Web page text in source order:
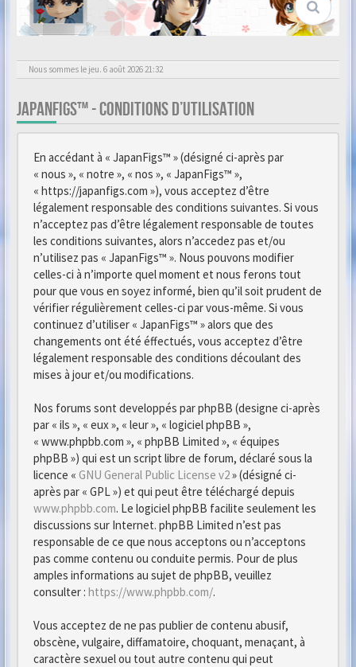
Nous sommes le jeu. 6 août 2026 21:32
JAPANFIGS™ - CONDITIONS D’UTILISATION
En accédant à « JapanFigs™ » (désigné ci-après par
« nous », « notre », « nos », « JapanFigs™ »,
« https://japanfigs.com »), vous acceptez d’être
légalement responsable des conditions suivantes. Si vous
n’acceptez pas d’être légalement responsable de toutes
les conditions suivantes, alors n’accedez pas et/ou
n’utilisez pas « JapanFigs™ ». Nous pouvons modifier
celles-ci à n’importe quel moment et nous ferons tout
pour que vous en soyez informé, bien qu’il soit prudent de
vérifier régulièrement celles-ci par vous-même. Si vous
continuez d’utiliser « JapanFigs™ » alors que des
changements ont été éffectués, vous acceptez d’être
légalement responsable des conditions découlant des
mises à jour et/ou modifications.
Nos forums sont developpés par phpBB (designe ci-après
par « ils », « eux », « leur », « logiciel phpBB »,
« www.phpbb.com », « phpBB Limited », « équipes
phpBB ») qui est un script libre de forum, déclaré sous la
licence « GNU General Public License v2» (désigné ci-
après par « GPL ») et qui peut être téléchargé depuis
www.phpbb.com. Le logiciel phpBB facilite seulement les
discussions sur Internet. phpBB Limited n’est pas
responsable de ce que nous acceptons ou n’acceptons
pas comme contenu ou conduite permis. Pour de plus
amples informations au sujet de phpBB, veuillez
consulter : https://www.phpbb.com/.
Vous acceptez de ne pas publier de contenu abusif,
obscène, vulgaire, diffamatoire, choquant, menaçant, à
caractère sexuel ou tout autre contenu qui peut